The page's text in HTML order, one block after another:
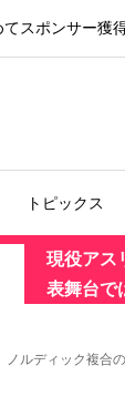
スポンサー獲
トピックス
現役アス
表舞台で
ノルディック複合